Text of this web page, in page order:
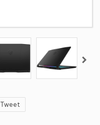
Tweet